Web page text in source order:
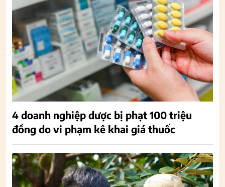
4 doanh nghiệp dược bị phạt 100 triệu
đồng do vi phạm kê khai giá thuốc